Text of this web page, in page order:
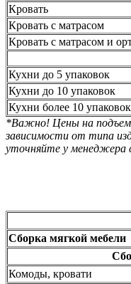
Кровать
Кровать с матрасом
Кровать с матрасом и
Кухни до 5 упаковок
Кухни до 10 упаковок
Кухни более 10 упаковок
*Важно! Цены на подъем
зависимости от типа
уточняйте у менеджера
Сборка мягкой мебели
Комоды, кровати